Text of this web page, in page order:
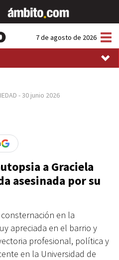
7 de agosto de 2026
-30 junio 2026
a Graciela
asesinada por su
en la
apreciada en el barrio y
profesional, política y
en la Universidad de